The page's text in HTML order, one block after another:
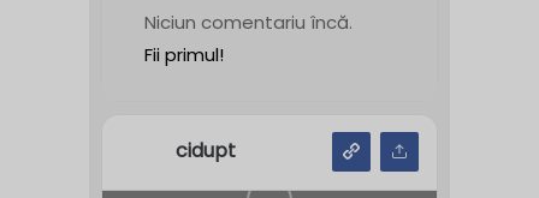
Niciun comentariu încă.
Fii primul!
cidupt